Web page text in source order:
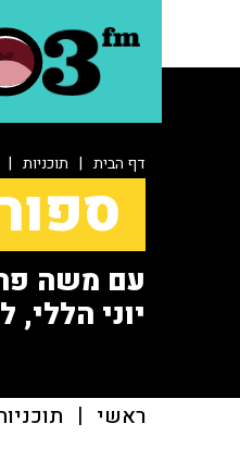
דף הבית | תוכניות |
עם משה
יוני הללי,
ראשי |